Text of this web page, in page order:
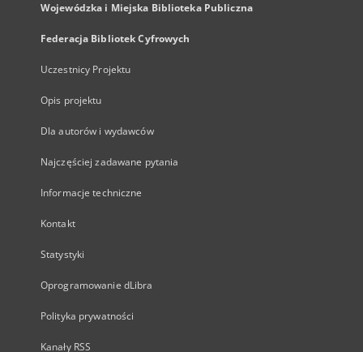
Wojewódzka i Miejska Biblioteka Publiczna
Federacja Bibliotek Cyfrowych
Uczestnicy Projektu
Opis projektu
Dla autorów i wydawców
Najczęściej zadawane pytania
Informacje techniczne
Kontakt
Statystyki
Oprogramowanie dLibra
Polityka prywatności
Kanały RSS